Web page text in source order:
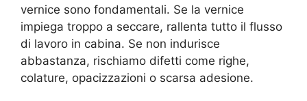
vernice sono fondamentali. Se la vernice
impiega troppo a seccare, rallenta tutto il flusso
di lavoro in cabina. Se non indurisce
abbastanza, rischiamo difetti come righe,
colature, opacizzazioni o scarsa adesione.